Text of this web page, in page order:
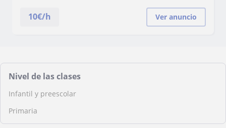
10€/h Ver anuncio
Nivel de las clases
Infantil y preescolar
Primaria